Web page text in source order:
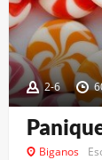
2-6
Biganos